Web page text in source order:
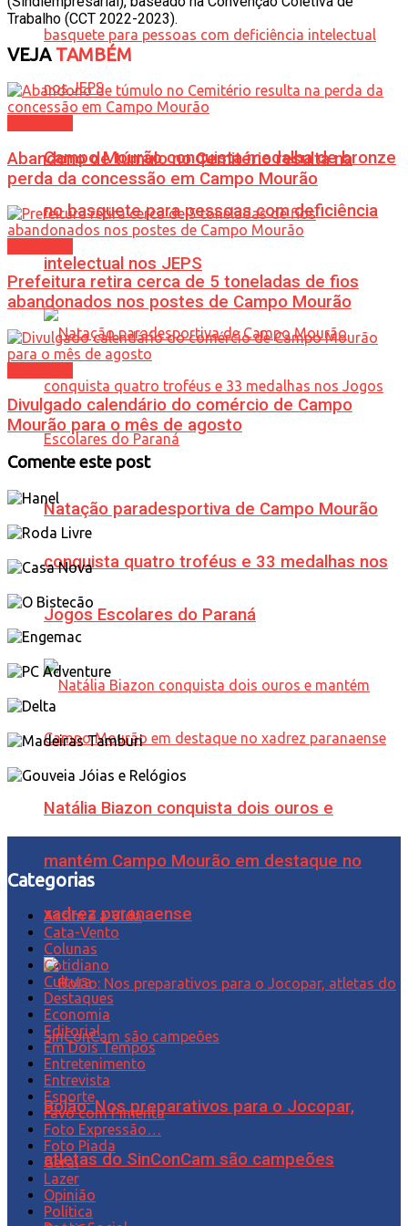
Campo Mourão conquista medalha de bronze
no basquete para pessoas com deficiência
intelectual nos JEPS
Natação paradesportiva de Campo Mourão
conquista quatro troféus e 33 medalhas nos
Jogos Escolares do Paraná
Natália Biazon conquista dois ouros e
mantém Campo Mourão em destaque no
xadrez paranaense
Bolão: Nos preparativos para o Jocopar,
atletas do SinConCam são campeões
Trabalho (CCT 2022-2023).
VEJATAMBÉM
Abandono de túmulo no Cemitério resulta na
perda da concessão em Campo Mourão
Prefeitura retira cerca de 5 toneladas de fios
abandonados nos postes de Campo Mourão
Divulgado calendário do comércio de Campo
Mourão para o mês de agosto
Comente este post
Categorias
Assim é a Vida
Cata-Vento
Colunas
Cotidiano
Cultura
Destaques
Economia
Editorial
Em Dois Tempos
Entretenimento
Entrevista
Esporte
Favo com Pimenta
Foto Expressão…
Foto Piada
Geral
Lazer
Opinião
Política